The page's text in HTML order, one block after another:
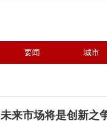
要闻 城市
未来市场将是创新之